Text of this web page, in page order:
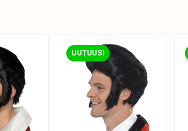
UUTUUS!